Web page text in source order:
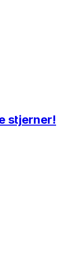
stjerner!